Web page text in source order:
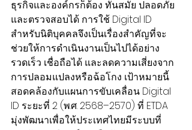
ธุรกิจและองค์กรก็ต้อง ทันสมัย ปลอดภัย
และตรวจสอบได้ การใช้ Digital ID
สำหรับนิติบุคคลจึงเป็นเรื่องสำคัญที่จะ
ช่วยให้การดำเนินงานเป็นไปได้อย่าง
รวดเร็ว เชื่อถือได้ และลดความเสี่ยงจาก
การปลอมแปลงหรือฉ้อโกง เป้าหมายนี้
สอดคล้องกับแผนการขับเคลื่อน Digital
ID ระยะที่ 2 (พ.ศ. 2568–2570) ที่ ETDA
มุ่งพัฒนาเพื่อให้ประเทศไทยมีระบบที่